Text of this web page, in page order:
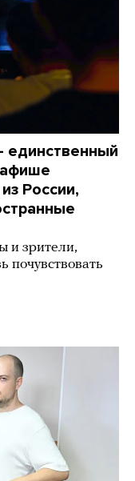
единственный
России,
и зрители,
почувствовать